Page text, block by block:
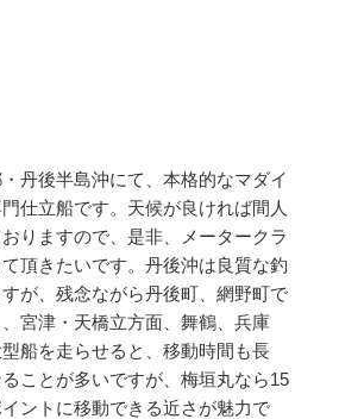
丹後半島沖にて、本格的なマダイ
仕立船です。天候が良ければ間人
りますので、是非、メータークラ
頂きたいです。丹後沖は良質な釣
が、残念ながら丹後町、網野町で
宮津・天橋立方面、舞鶴、兵庫
船を走らせると、移動時間も長
ことが多いですが、梅垣丸なら15
ントに移動できる近さが魅力で